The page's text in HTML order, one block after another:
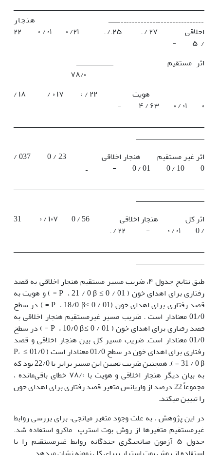
ــــــــــــــــــــــــــــــــــــــــــــــــــــــــــــــــــــــــــــــــــــــــــــــــــ
ـــــــــــــــــــــــــــــــــــ هنجار
اخلاقی ۲۷ / . ۲۵./ . ۲۱/ ۰ ۰۱ / ۰ ۲۲
/ ۵ -
اثر مستقیم ـــــــــــــــــــ
هویت ۲۲ / ۰ ۱۷ ۰ / ۱۸ /
۰ ۰۱ / ۰ ۶۳ / ۴ -
ــــــــــــــــــــــــــــــــــــــــــــــــــــــــــــــــــــــــــــــــــــــــــــــــــ
ـــــــــــــــــــــــــــــــــــ
اثر غیر مستقیم هنجار اخلاقی 23 / 0 037 /
0 10 / 0 01 / 0 - ـ
ــــــــــــــــــــــــــــــــــــــــــــــــــــــــــــــــــــــــــــــــــــــــــــــــــ
ـــــــــــــــــــــــــــــــــــ
اثر کل هنجار اخلاقی 56 / 0 ۱۰۷ / ۰ 31
/ 0 ۰۱ / ۰ - ۲۲ / .
ــــــــــــــــــــــــــــــــــــــــــــــــــــــــــــــــــــــــــــــــــــــــــــــــــ
ـــــــــــــــــــــــــــــــــــ
طبق نتایج جدول ۴، ضریب مسیر مستقیم هنجار اخلاقی به قصد
رفتاری برای اهدای خون ( 01 / 0 ≥ P ، 21 / 0 β = ) و هویت به
قصد رفتاری برای اهدای خون (01 / 0 ≥P ، 18/0 β = ) در سطح
01/0 معنادار است . ضریب مسیر غیرمستقیم هنجار اخلاقی به
قصد رفتاری برای اهدای خون ( 01 / 0 ≥P ، 10/0 β = ) در سطح
01/0 معنادار است. ضریب مسیر کل بین هنجار اخلاقی و قصد
رفتاری برای اهدای خون در سطح 01/0 معنادار است ( 01/0 ≥ P،
31 / 0 β = ). همچنین ضریب تعیین این مسیر برابر با 22/0 بود که
به بیان دیگر هنجار اخلاقی و هویت با ۷۸/۰ خطای باقی‌مانده ،
مجموعاً 22 درصد از واریانس متغیر قصد رفتاری برای اهدای خون
را تبیین می­کند.
در این پژوهش ، به علت وجود متغیر میانجی، برای بررسی روابط
غیرمستقیم متغیرها از روش بوت استرپ ماکرو استفاده شد.
جدول ۵ آزمون میانجی­گری چندگانه روابط غیرمستقیم را با